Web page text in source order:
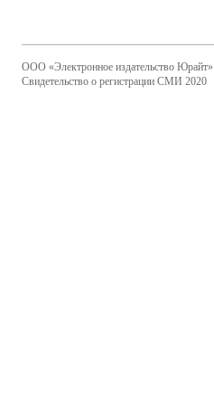
ООО «Электронное издательство Юрайт»
Свидетельство о регистрации СМИ 2020